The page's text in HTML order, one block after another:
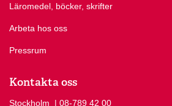
Läromedel, böcker, skrifter
Arbeta hos oss
Pressrum
Kontakta oss
Stockholm Ring Stockholm på
| 08-789 42 00